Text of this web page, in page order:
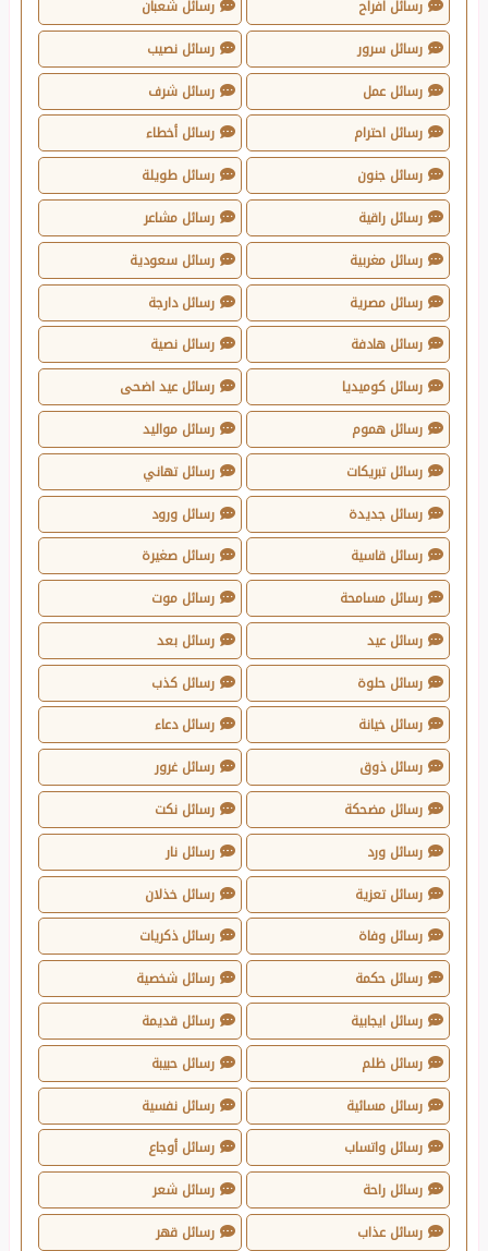
رسائل افراح
رسائل شعبان
رسائل سرور
رسائل نصيب
رسائل عمل
رسائل شرف
رسائل احترام
رسائل أخطاء
رسائل جنون
رسائل طويلة
رسائل راقية
رسائل مشاعر
رسائل مغربية
رسائل سعودية
رسائل مصرية
رسائل دارجة
رسائل هادفة
رسائل نصية
رسائل كوميديا
رسائل عيد اضحى
رسائل هموم
رسائل مواليد
رسائل تبريكات
رسائل تهاني
رسائل جديدة
رسائل ورود
رسائل قاسية
رسائل صغيرة
رسائل مسامحة
رسائل موت
رسائل عيد
رسائل بعد
رسائل حلوة
رسائل كذب
رسائل خيانة
رسائل دعاء
رسائل ذوق
رسائل غرور
رسائل مضحكة
رسائل نكت
رسائل ورد
رسائل نار
رسائل تعزية
رسائل خذلان
رسائل وفاة
رسائل ذكريات
رسائل حكمة
رسائل شخصية
رسائل ايجابية
رسائل قديمة
رسائل ظلم
رسائل حبيبة
رسائل مسائية
رسائل نفسية
رسائل واتساب
رسائل أوجاع
رسائل راحة
رسائل شعر
رسائل عذاب
رسائل قهر